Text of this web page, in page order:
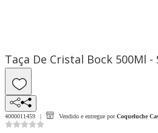
Taça De Cristal Bock 500Ml -
4000011459 Vendido e entregue por Coqueluche